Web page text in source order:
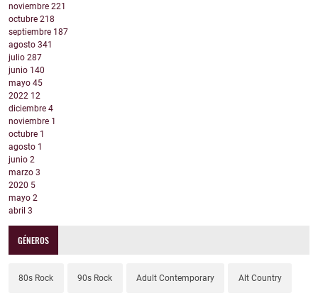
noviembre 221
octubre 218
septiembre 187
agosto 341
julio 287
junio 140
mayo 45
2022 12
diciembre 4
noviembre 1
octubre 1
agosto 1
junio 2
marzo 3
2020 5
mayo 2
abril 3
GÉNEROS
80s Rock 90s Rock Adult Contemporary Alt Country